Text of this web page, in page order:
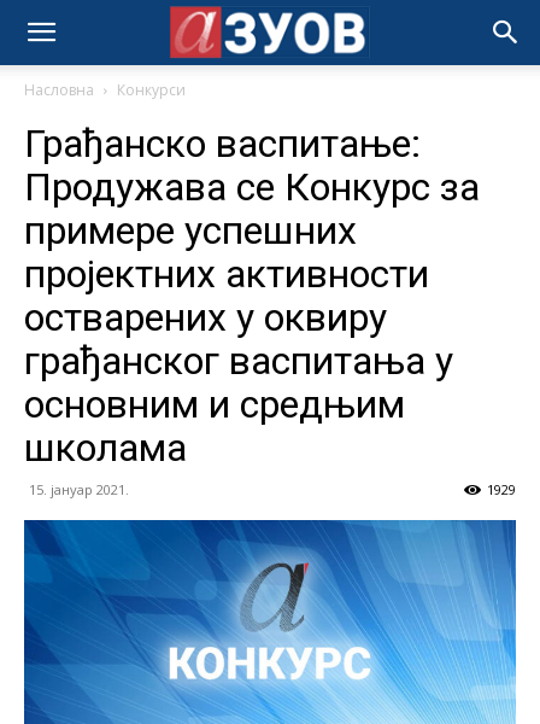
Насловна Конкурси
Грађанско васпитање:
Продужава се Конкурс за
примере успешних
пројектних активности
остварених у оквиру
грађанског васпитања у
основним и средњим
школама
15. јануар 2021. 1929